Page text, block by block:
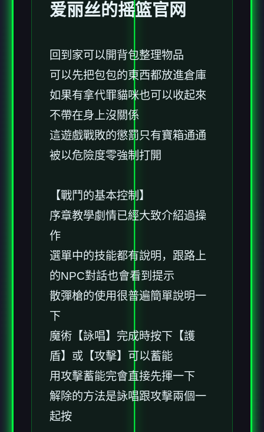
爱丽丝的摇篮官网
回到家可以開背包整理物品
可以先把包包的東西都放進倉庫
如果有拿代罪貓咪也可以收起來
不帶在身上沒關係
這遊戲戰敗的懲罰只有寶箱通通
被以危險度零強制打開
【戰鬥的基本控制】
序章教學劇情已經大致介紹過操
作
選單中的技能都有說明，跟路上
的NPC對話也會看到提示
散彈槍的使用很普遍簡單說明一
下
魔術【詠唱】完成時按下【護
盾】或【攻擊】可以蓄能
用攻擊蓄能完會直接先揮一下
解除的方法是詠唱跟攻擊兩個一
起按